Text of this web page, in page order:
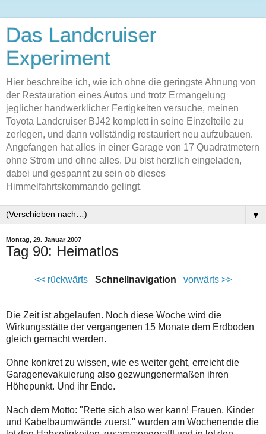
Das Landcruiser
Experiment
Hier beschreibe ich, wie ich ohne die geringste Ahnung von
der Restauration eines Autos und trotz Ermangelung
jeglicher handwerklicher Fertigkeiten versuche, meinen
Toyota Landcruiser BJ42 komplett in seine Einzelteile zu
zerlegen, und dann vollständig restauriert neu aufzubauen.
Angefangen hat alles in einer Garage von 17 Quadratmetern
ohne Strom und ohne alles. Du bist herzlich eingeladen,
dabei und gespannt zu sein ob dieses
Himmelfahrtskommando gelingt.
▼
Montag, 29. Januar 2007
Tag 90: Heimatlos
<< rückwärtsSchnellnavigation vorwärts >>
Die Zeit ist abgelaufen. Noch diese Woche wird die
Wirkungsstätte der vergangenen 15 Monate dem Erdboden
gleich gemacht werden.
Ohne konkret zu wissen, wie es weiter geht, erreicht die
Garagenevakuierung also gezwungenermaßen ihren
Höhepunkt. Und ihr Ende.
Nach dem Motto: "Rette sich also wer kann! Frauen, Kinder
und Kabelbaumwände zuerst." wurden am Wochenende die